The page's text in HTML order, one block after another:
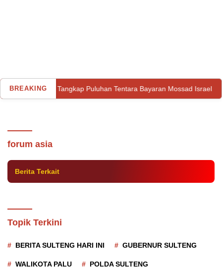
BREAKINGIran Tangkap Puluhan Tentara Bayaran Mossad Israel
forum asia
Diskusi AJI di Palu: Segera Revisi UU ITE
dan Tunda Pengesahan RUU KUHP!
Berita Terkait
Topik Terkini
BERITA SULTENG HARI INI GUBERNUR SULTENG
WALIKOTA PALU POLDA SULTENG